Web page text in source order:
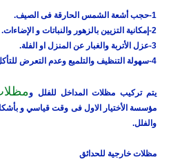
1-حجب أشعة الشمس الحارقة فى الصيف.
2-إمكانية التزيين بالزهور والنباتات و الإضاءات.
3-عزل الأتربة والغبار عن المنزل او الفلة.
4-سهولة التنظيف والتلميع وعدم التعرض للتأكل.
يتم تركيب مظلات المداخل للفلل و
مؤسسة الأختيار الاول فى وقت قياسي و
والفلل.
مظلات خارجية للحدائق